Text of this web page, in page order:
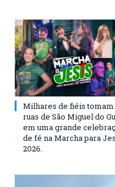
Milhares de fiéis tomam
ruas de São Miguel do
em uma grande
de fé na Marcha para
2026.